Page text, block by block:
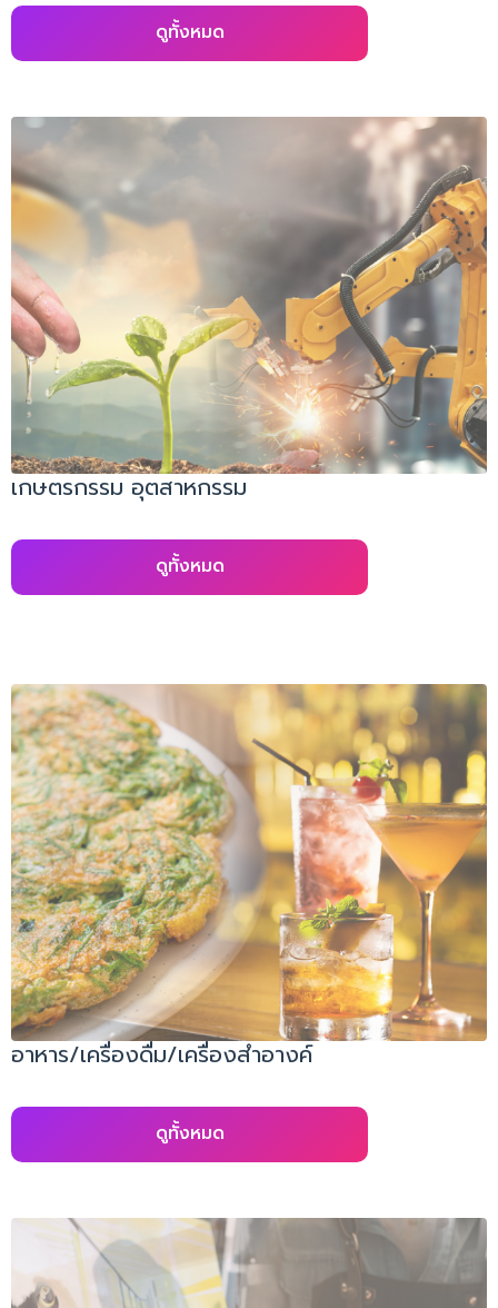
ดูทั้งหมด
เกษตรกรรม อุตสาหกรรม
ดูทั้งหมด
อาหาร/เครื่องดื่ม/เครื่องสำอางค์
ดูทั้งหมด